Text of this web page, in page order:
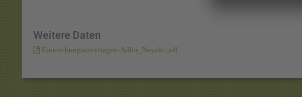
Weitere Daten
Einreichungsunterlagen-Adler_Nayoki.pdf